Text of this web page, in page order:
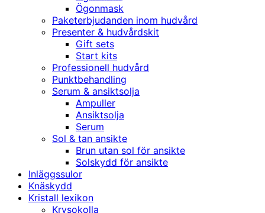
Ögonmask
Paketerbjudanden inom hudvård
Presenter & hudvårdskit
Gift sets
Start kits
Professionell hudvård
Punktbehandling
Serum & ansiktsolja
Ampuller
Ansiktsolja
Serum
Sol & tan ansikte
Brun utan sol för ansikte
Solskydd för ansikte
Inläggssulor
Knäskydd
Kristall lexikon
Krysokolla